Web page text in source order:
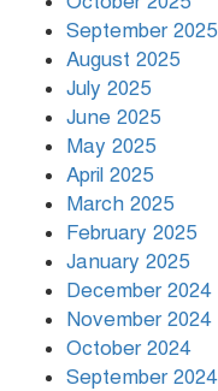
September 2025
August 2025
July 2025
June 2025
May 2025
April 2025
March 2025
February 2025
January 2025
December 2024
November 2024
October 2024
September 2024